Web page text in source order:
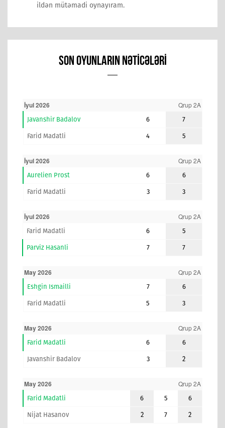
ildən mütəmadi oynayıram.
SON OYUNLARIN NƏTICƏLƏRI
İyul 2026 Qrup 2A
Javanshir Badalov 6 7
Farid Madatli 4 5
İyul 2026 Qrup 2A
Aurelien Prost 6 6
Farid Madatli 3 3
İyul 2026 Qrup 2A
Farid Madatli 6 5
Parviz Hasanli 7 7
May 2026 Qrup 2A
Eshgin Ismailli 7 6
Farid Madatli 5 3
May 2026 Qrup 2A
Farid Madatli 6 6
Javanshir Badalov 3 2
May 2026 Qrup 2A
Farid Madatli 6 5 6
Nijat Hasanov 2 7 2